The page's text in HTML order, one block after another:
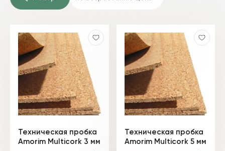
Техническая пробка
Amorim Multicork 3 мм
Техническая пробка
Amorim Multicork 5 мм